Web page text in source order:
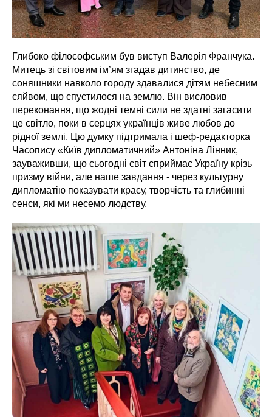
Глибоко філософським був виступ Валерія Франчука.
Митець зі світовим ім’ям згадав дитинство, де
соняшники навколо городу здавалися дітям небесним
сяйвом, що спустилося на землю. Він висловив
переконання, що жодні темні сили не здатні загасити
це світло, поки в серцях українців живе любов до
рідної землі. Цю думку підтримала і шеф-редакторка
Часопису «Київ дипломатичний» Антоніна Лінник,
зауваживши, що сьогодні світ сприймає Україну крізь
призму війни, але наше завдання - через культурну
дипломатію показувати красу, творчість та глибинні
сенси, які ми несемо людству.